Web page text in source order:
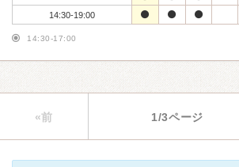
14:30-19:00
14:30-17:00
«前 1/3ページ